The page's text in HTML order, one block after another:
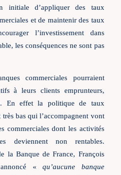
initiale d’appliquer des taux
et de maintenir des taux
l’investissement dans
les conséquences ne sont pas
commerciales pourraient
à leurs clients emprunteurs,
En effet la politique de taux
bas qui l’accompagnent vont
commerciales dont les activités
deviennent non rentables.
la Banque de France, François
«qu’aucune banque